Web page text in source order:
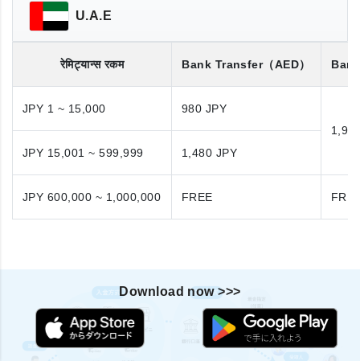
U.A.E
रेमिट्यान्स रकम Bank Transfer（AED）
JPY 1 ~ 15,000
980 JPY
JPY 15,001 ~ 599,999
1,480 JPY
JPY 600,000 ~ 1,000,000 FREE
Download now >>>